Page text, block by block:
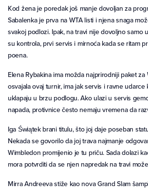
Kod žena je poredak još manje dovoljan za
Sabalenka je prva na WTA listi i njena snaga
svakoj podlozi. Ipak, na travi nije dovoljno samo
su kontrola, prvi servis i mirnoća kada se ritam
poena.
Elena Rybakina ima možda najprirodniji paket
osvajala ovaj turnir, ima jak servis i ravne
uklapaju u brzu podlogu. Ako ulazi u servis
napada, protivnice često nemaju vremena da
Iga Świątek brani titulu, što joj daje poseban
Nekada se govorilo da joj trava najmanje
Wimbledon promijenio je tu priču. Sada dolazi
mora potvrditi da se njen napredak na travi
Mirra Andreeva stiže kao nova Grand Slam